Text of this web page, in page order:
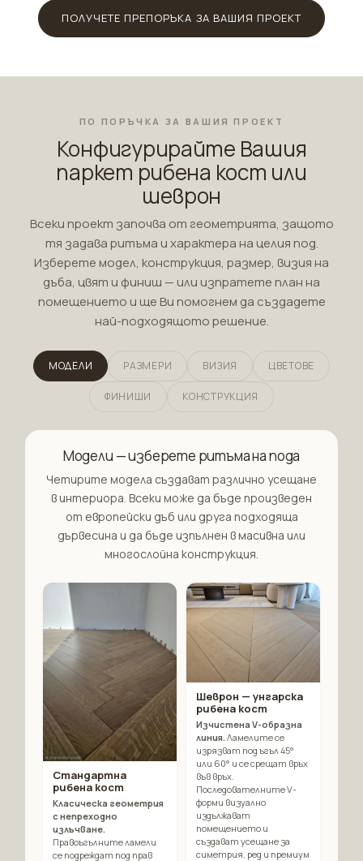
ПОЛУЧЕТЕ ПРЕПОРЪКА ЗА ВАШИЯ ПРОЕКТ
ПО ПОРЪЧКА ЗА ВАШИЯ ПРОЕКТ
Конфигурирайте Вашия
паркет рибена кост или
шеврон
Всеки проект започва от геометрията, защото
тя задава ритъма и характера на целия под.
Изберете модел, конструкция, размер, визия на
дъба, цвят и финиш — или изпратете план на
помещението и ще Ви помогнем да създадете
най-подходящото решение.
МОДЕЛИ РАЗМЕРИ ВИЗИЯ ЦВЕТОВЕ
ФИНИШИ КОНСТРУКЦИЯ
Модели — изберете ритъма на пода
Четирите модела създават различно усещане
в интериора. Всеки може да бъде произведен
от европейски дъб или друга подходяща
дървесина и да бъде изпълнен в масивна или
многослойна конструкция.
Стандартна
рибена кост
Класическа геометрия
с непреходно
излъчване.
Правоъгълните ламели
се подреждат под прав
Шеврон — унгарска
рибена кост
Изчистена V-образна
линия. Ламелите се
изрязват под ъгъл 45°
или 60° и се срещат връх
във връх.
Последователните V-
форми визуално
издължават
помещението и
създават усещане за
симетрия, ред и премиум